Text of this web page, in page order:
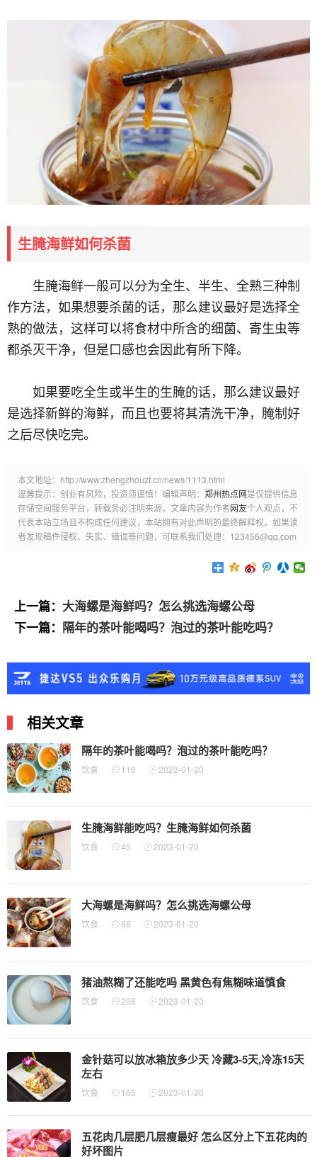
生腌海鲜如何杀菌
生腌海鲜一般可以分为全生、半生、全熟三种制
作方法，如果想要杀菌的话，那么建议最好是选择全
熟的做法，这样可以将食材中所含的细菌、寄生虫等
都杀灭干净，但是口感也会因此有所下降。
如果要吃全生或半生的生腌的话，那么建议最好
是选择新鲜的海鲜，而且也要将其清洗干净，腌制好
之后尽快吃完。
本文地址：http://www.zhengzhouzf.cn/news/1113.html
温馨提示：创业有风险，投资须谨慎！编辑声明： 郑州热点网是仅提供信息
存储空间服务平台，转载务必注明来源，文章内容为作者网友个人观点，不
代表本站立场且不构成任何建议，本站拥有对此声明的最终解释权。如果读
者发现稿件侵权、失实、错误等问题，可联系我们处理：123456@qq.com
上一篇： 大海螺是海鲜吗？怎么挑选海螺公母
下一篇： 隔年的茶叶能喝吗？泡过的茶叶能吃吗？
相关文章
隔年的茶叶能喝吗？泡过的茶叶能吃吗？
饮食 116 2023-01-20
生腌海鲜能吃吗？生腌海鲜如何杀菌
饮食 45 2023-01-20
大海螺是海鲜吗？怎么挑选海螺公母
饮食 68 2023-01-20
猪油熬糊了还能吃吗 黑黄色有焦糊味道慎食
饮食 208 2023-01-20
金针菇可以放冰箱放多少天 冷藏3-5天,冷冻15天
左右
饮食 165 2023-01-20
五花肉几层肥几层瘦最好 怎么区分上下五花肉的
好坏图片